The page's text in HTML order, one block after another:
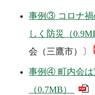
事例③ コロナ禍
しく防災（
会（三鷹市）〕
事例④ 町内会は
（0.7MB）